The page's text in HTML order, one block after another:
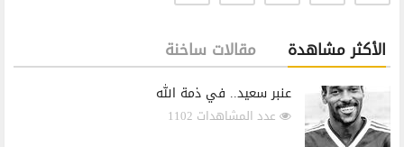
الأكثر مشاهدة مقالات ساخنة
عنبر سعيد.. في ذمة الله
عدد المشاهدات 1102